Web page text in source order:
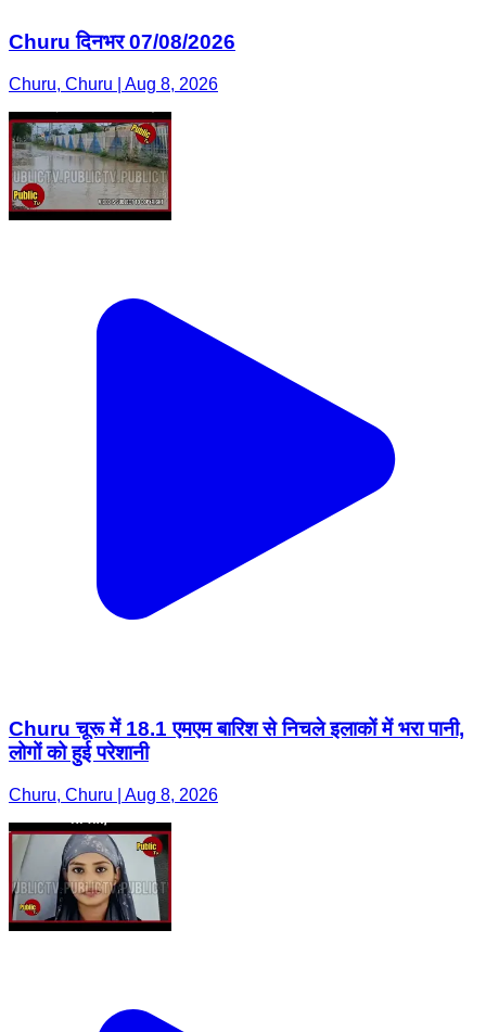
Churu दिनभर 07/08/2026
Churu, Churu | Aug 8, 2026
Churu चूरू में 18.1 एमएम बारिश से निचले इलाकों में भरा पानी,
लोगों को हुई परेशानी
Churu, Churu | Aug 8, 2026